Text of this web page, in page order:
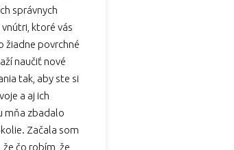
správnych
ktoré vás
žiadne povrchné
naučiť nové
tak, aby ste si
a aj ich
mňa zbadalo
Začala som
čo robím, že